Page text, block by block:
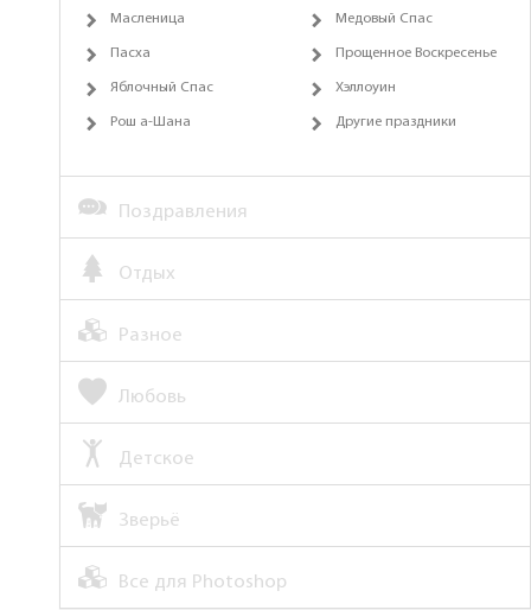
Масленица Медовый Спас
Пасха Прощенное Воскресенье
Яблочный Спас Хэллоуин
Рош а-Шана Другие праздники
Поздравления
Отдых
Разное
Любовь
Детское
Зверьё
Все для Photoshop